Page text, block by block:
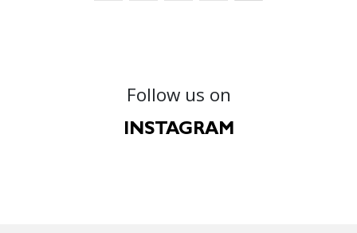
Follow us on
INSTAGRAM